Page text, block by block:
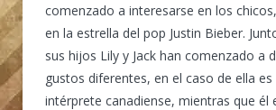
comenzado a interesarse en los
en la estrella del pop Justin Bieber.
sus hijos Lily y Jack han comenzado a
gustos diferentes, en el caso de ella es
intérprete canadiense, mientras que él